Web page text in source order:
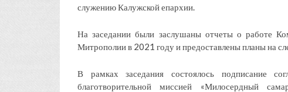
служению Калужской епархии.
На заседании были заслушаны отчеты о работе
Митрополии в 2021 году и предоставлены планы на
В рамках заседания состоялось подписание
благотворительной миссией «Милосердный